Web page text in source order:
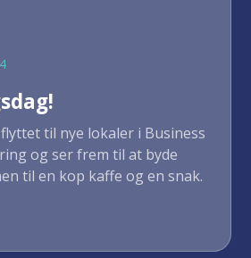
til nye lokaler i Business
og ser frem til at byde
til en kop kaffe og en snak.